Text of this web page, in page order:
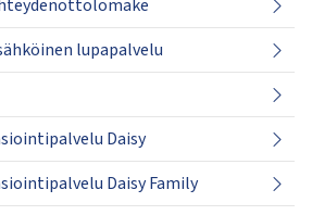
lupapalvelu
Daisy
Daisy Family